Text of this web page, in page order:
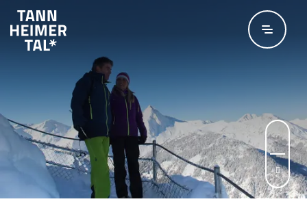
© Hartmut Wimmer / Outdooractive Redaktion